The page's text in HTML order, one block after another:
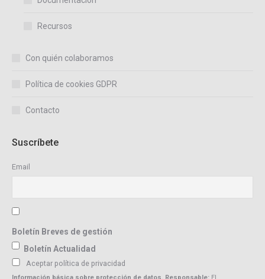
Recursos
Con quién colaboramos
Política de cookies GDPR
Contacto
Suscríbete
Email
Boletín Breves de gestión
Boletín Actualidad
Aceptar política de privacidad